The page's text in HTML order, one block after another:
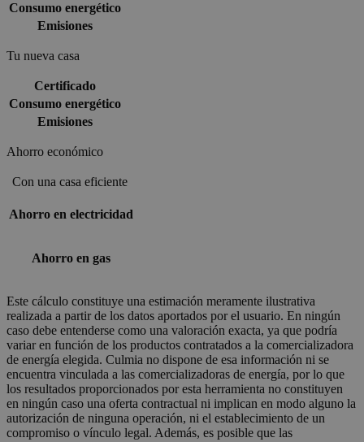
Consumo energético
Emisiones
Tu nueva casa
Certificado
Consumo energético
Emisiones
Ahorro económico
Con una casa eficiente
Ahorro en electricidad
Ahorro en gas
Este cálculo constituye una estimación meramente ilustrativa
realizada a partir de los datos aportados por el usuario. En ningún
caso debe entenderse como una valoración exacta, ya que podría
variar en función de los productos contratados a la comercializadora
de energía elegida. Culmia no dispone de esa información ni se
encuentra vinculada a las comercializadoras de energía, por lo que
los resultados proporcionados por esta herramienta no constituyen
en ningún caso una oferta contractual ni implican en modo alguno la
autorización de ninguna operación, ni el establecimiento de un
compromiso o vínculo legal. Además, es posible que las